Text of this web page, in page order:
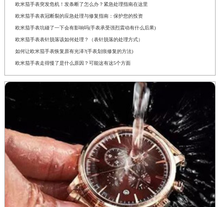
欧米茄手表突发危机！发条断了怎么办？紧急处理指南在这里
欧米茄手表表冠断裂的应急处理与修复指南：保护您的投资
欧米茄手表坑碰了一下会有影响吗(手表承受强烈震动有什么后果)
欧米茄手表表针脱落该如何处理？（表针脱落的处理方式）
如何让欧米茄手表恢复原有光泽?(手表划痕修复的方法)
欧米茄手表走得慢了是什么原因？可能这有这5个方面